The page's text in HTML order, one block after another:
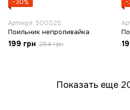
−30%
Артикул: 500025
Поильник непроливайка
199 грн 284 грн
Показать еще